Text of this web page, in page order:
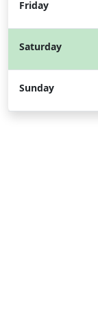
Friday
Saturday
Sunday